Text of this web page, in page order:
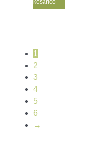
košarico
1
2
3
4
5
6
→